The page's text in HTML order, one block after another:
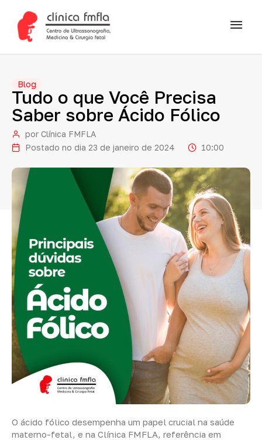
Blog
Tudo o que Você Precisa
Saber sobre Ácido Fólico
por Clínica FMFLA
Postado no dia 23 de janeiro de 2024 10:00
O ácido fólico desempenha um papel crucial na saúde
materno-fetal, e na Clínica FMFLA, referência em